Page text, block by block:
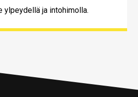
ylpeydellä ja intohimolla.